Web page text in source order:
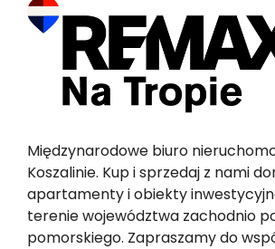
Międzynarodowe biuro
Koszalinie. Kup i sprzedaj z nami
apartamenty i obiekty
terenie województwa zachodnio
pomorskiego. Zapraszamy do